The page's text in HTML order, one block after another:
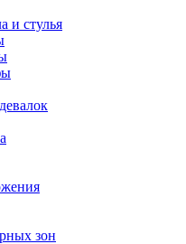
и стулья
зон